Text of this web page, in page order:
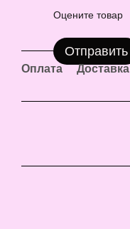
Оцените товар
Отправить
Оплата Доставка